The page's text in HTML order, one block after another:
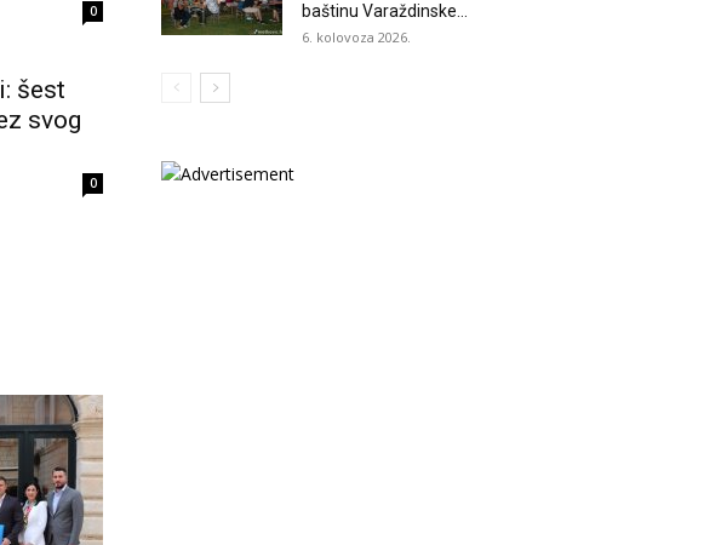
0
šest
svog
0
baštinu Varaždinske...
6. kolovoza 2026.